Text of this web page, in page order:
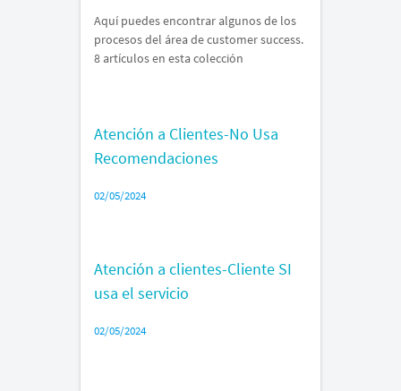
Aquí puedes encontrar algunos de los
procesos del área de customer success.
8 artículos en esta colección
Atención a Clientes-No Usa
Recomendaciones
02/05/2024
Atención a clientes-Cliente SI
usa el servicio
02/05/2024